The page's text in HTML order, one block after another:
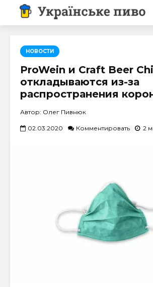
НОВОСТИ
ProWein и Craft Beer
откладываются из-за
распространения
Автор: Олег Пивнюк
02.03.2020 Комментировать 2